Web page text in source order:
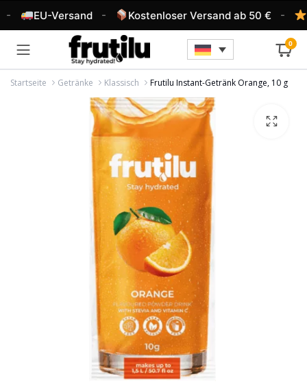
EU-Versand Kostenloser Versand ab 50 €
0
Startseite Getränke Klassisch Frutilu Instant-Getränk Orange, 10 g